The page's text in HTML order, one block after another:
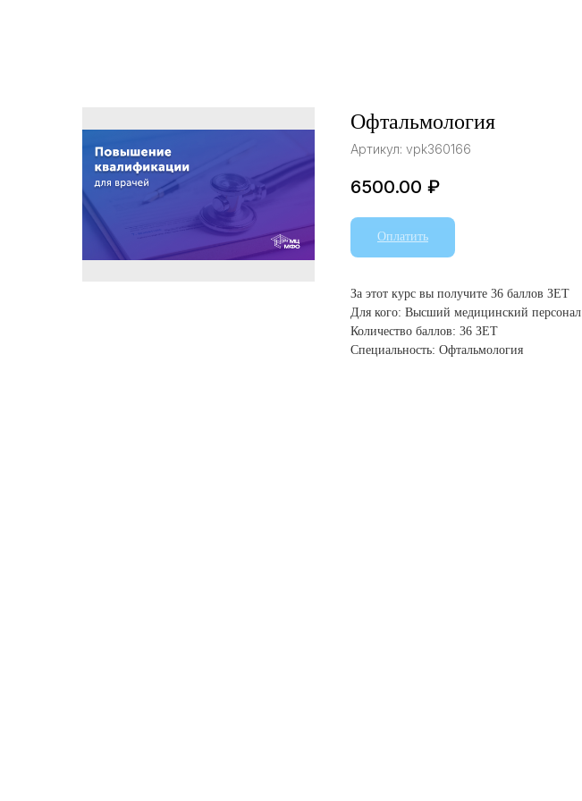
Офтальмология
Артикул: vpk360166
6500.00 ₽
Оплатить
За этот курс вы получите 36 баллов ЗЕТ
Для кого: Высший медицинский персонал
Количество баллов: 36 ЗЕТ
Специальность: Офтальмология